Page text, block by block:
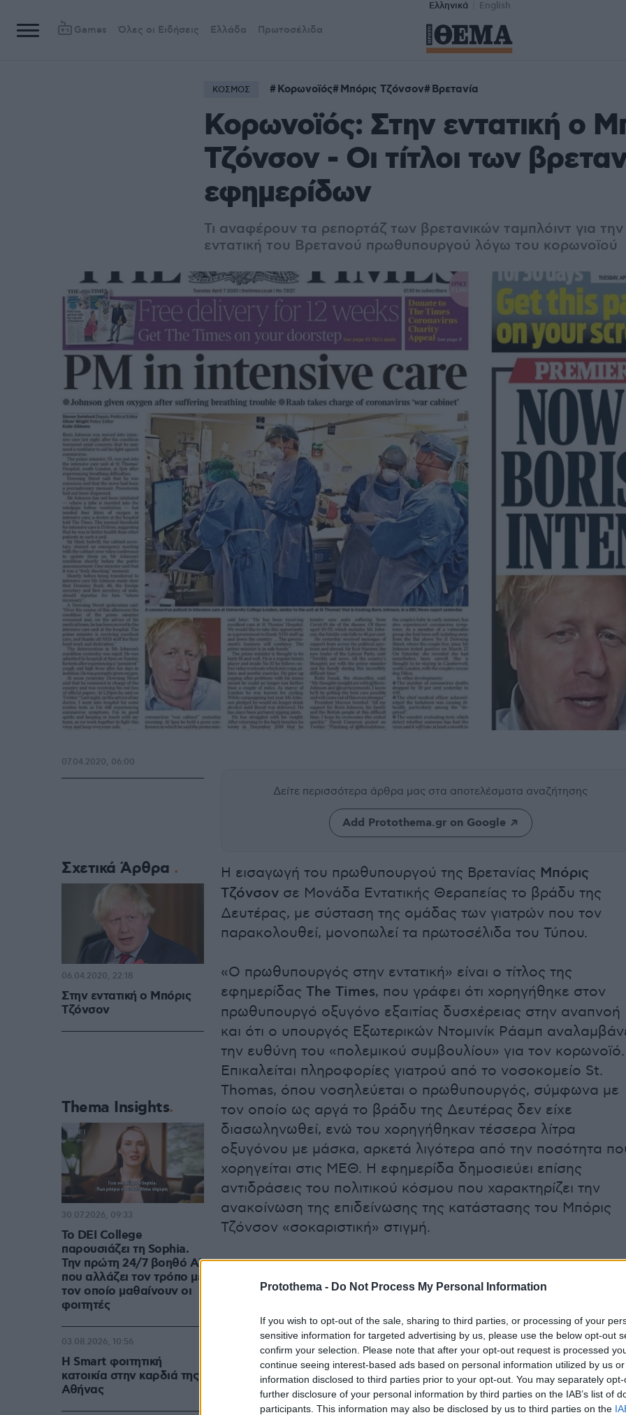
Protothema - Do Not Process My Personal Information
If you wish to opt-out of the sale, sharing to third parties, or processing of your
sensitive information for targeted advertising by us, please use the below opt-out
confirm your selection. Please note that after your opt-out request is processed
continue seeing interest-based ads based on personal information utilized by us
information disclosed to third parties prior to your opt-out. You may separately
further disclosure of your personal information by third parties on the IAB’s list of
participants. This information may also be disclosed by us to third parties on the
Ελληνικά English
Games Όλες οι Ειδήσεις Ελλάδα Πρωτοσέλιδα
ΚΟΣΜΟΣ Κορωνοϊός Μπόρις Τζόνσον Βρετανία
Κορωνοϊός: Στην εντατική ο
Τζόνσον - Οι τίτλοι των
εφημερίδων
Τι αναφέρουν τα ρεπορτάζ των βρετανικών ταμπλόιντ για
εντατική του Βρετανού πρωθυπουργού λόγω του κορωνοϊού
Δείτε περισσότερα άρθρα μας στα αποτελέσματα αναζήτησης
Add Protothema.gr on Google
Η εισαγωγή του πρωθυπουργού της Βρετανίας Μπόρις
Τζόνσον σε Μονάδα Εντατικής Θεραπείας το βράδυ της
Δευτέρας, με σύσταση της ομάδας των γιατρών που τον
παρακολουθεί, μονοπωλεί τα πρωτοσέλιδα του Τύπου.
«Ο πρωθυπουργός στην εντατική» είναι ο τίτλος της
εφημερίδας The Times, που γράφει ότι χορηγήθηκε στον
πρωθυπουργό οξυγόνο εξαιτίας δυσχέρειας στην αναπνοή
και ότι ο υπουργός Εξωτερικών Ντομινίκ Ράαμπ
την ευθύνη του «πολεμικού συμβουλίου» για τον κορωνοϊό.
Επικαλείται πληροφορίες γιατρού από το νοσοκομείο St.
Thomas, όπου νοσηλεύεται ο πρωθυπουργός, σύμφωνα με
τον οποίο ως αργά το βράδυ της Δευτέρας δεν είχε
διασωληνωθεί, ενώ του χορηγήθηκαν τέσσερα λίτρα
οξυγόνου με μάσκα, αρκετά λιγότερα από την ποσότητα
χορηγείται στις ΜΕΘ. Η εφημερίδα δημοσιεύει επίσης
αντιδράσεις του πολιτικού κόσμου που χαρακτηρίζει την
ανακοίνωση της επιδείνωσης της κατάστασης του Μπόρις
Τζόνσον «σοκαριστική» στιγμή.
07.04.2020, 06:00
Σχετικά Άρθρα
Στην εντατική ο Μπόρις
Τζόνσον
06.04.2020, 22:18
Thema Insights
Το DEI College
παρουσιάζει τη Sophia.
Την πρώτη 24/7 βοηθό AI
που αλλάζει τον τρόπο με
τον οποίο μαθαίνουν οι
φοιτητές
30.07.2026, 09:33
Η Smart φοιτητική
κατοικία στην καρδιά της
Αθήνας
03.08.2026, 10:56